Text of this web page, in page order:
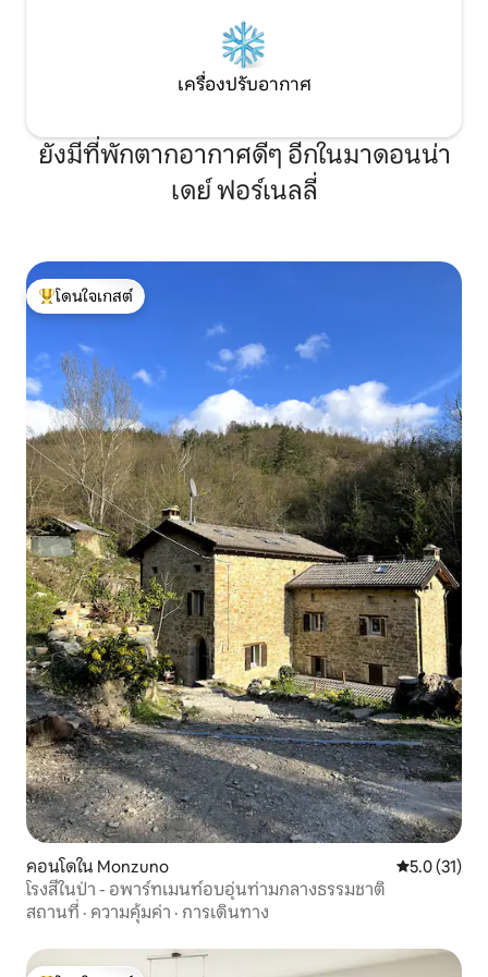
เครื่องปรับอากาศ
ยังมีที่พักตากอากาศดีๆ อีกในมาดอนน่า
เดย์ ฟอร์เนลลี่
โดนใจเกสต์ที่สุด
โดนใจเกสต์
คอนโดใน Monzuno คะแนนเฉลี่ย
5.0 (31)
โรงสีในป่า - อพาร์ทเมนท์อบอุ่นท่ามกลางธรรมชาติ
สถานที่ · ความคุ้มค่า · การเดินทาง